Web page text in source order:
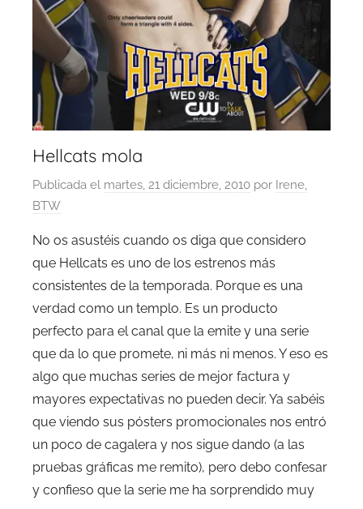
Hellcats mola
Publicada el martes, 21 diciembre, 2010 por Irene,
BTW
No os asustéis cuando os diga que considero
que Hellcats es uno de los estrenos más
consistentes de la temporada. Porque es una
verdad como un templo. Es un producto
perfecto para el canal que la emite y una serie
que da lo que promete, ni más ni menos. Y eso es
algo que muchas series de mejor factura y
mayores expectativas no pueden decir. Ya sabéis
que viendo sus pósters promocionales nos entró
un poco de cagalera y nos sigue dando (a las
pruebas gráficas me remito), pero debo confesar
y confieso que la serie me ha sorprendido muy